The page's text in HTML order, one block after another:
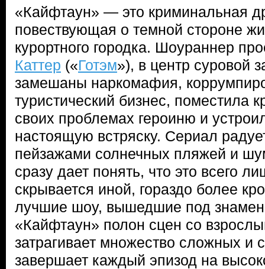
«Кайфтаун» — это криминальная
повествующая о темной стороне
курортного городка. Шоураннер
Каттер («Готэм»), в центр суровой
замешаны наркомафия,
туристический бизнес, поместила
своих проблемах героиню и
настоящую встряску. Сериал
пейзажами солнечных пляжей и
сразу дает понять, что это всего
скрывается иной, гораздо более
лучшие шоу, вышедшие под
«Кайфтаун» полон сцен со
затрагивает множество сложных и
завершает каждый эпизод на